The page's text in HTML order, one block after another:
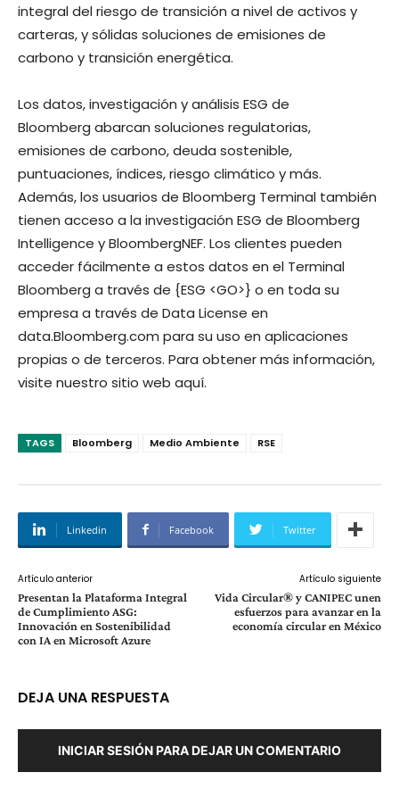
integral del riesgo de transición a nivel de activos y
carteras, y sólidas soluciones de emisiones de
carbono y transición energética.
Los datos, investigación y análisis ESG de
Bloomberg abarcan soluciones regulatorias,
emisiones de carbono, deuda sostenible,
puntuaciones, índices, riesgo climático y más.
Además, los usuarios de Bloomberg Terminal también
tienen acceso a la investigación ESG de Bloomberg
Intelligence y BloombergNEF. Los clientes pueden
acceder fácilmente a estos datos en el Terminal
Bloomberg a través de {ESG <GO>} o en toda su
empresa a través de Data License en
data.Bloomberg.com para su uso en aplicaciones
propias o de terceros. Para obtener más información,
visite nuestro sitio web aquí.
TAGS Bloomberg Medio Ambiente RSE
Linkedin Facebook Twitter
Artículo anterior
Presentan la Plataforma Integral
de Cumplimiento ASG:
Innovación en Sostenibilidad
con IA en Microsoft Azure
Artículo siguiente
Vida Circular® y CANIPEC unen
esfuerzos para avanzar en la
economía circular en México
DEJA UNA RESPUESTA
INICIAR SESIÓN PARA DEJAR UN COMENTARIO